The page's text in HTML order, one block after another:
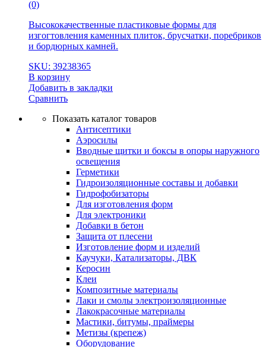
(0)
Высококачественные пластиковые формы для
изгогтовления каменных плиток, брусчатки, поребриков
и бордюрных камней.
SKU: 39238365
В корзину
Добавить в закладки
Сравнить
Показать каталог товаров
Антисептики
Аэросилы
Вводные щитки и боксы в опоры наружного
освещения
Герметики
Гидроизоляционные составы и добавки
Гидрофобизаторы
Для изготовления форм
Для электроники
Добавки в бетон
Защита от плесени
Изготовление форм и изделий
Каучуки, Катализаторы, ДВК
Керосин
Клеи
Композитные материалы
Лаки и смолы электроизоляционные
Лакокрасочные материалы
Мастики, битумы, праймеры
Метизы (крепеж)
Оборудование